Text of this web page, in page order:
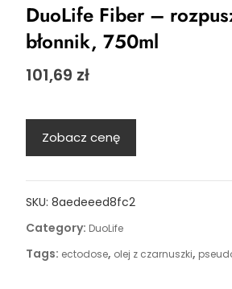
DuoLife Fiber –
błonnik, 750ml
101,69 zł
Zobacz cenę
SKU: 8aedeeed8fc2
Category: DuoLife
Tags: ectodose, olej z czarnuszki,